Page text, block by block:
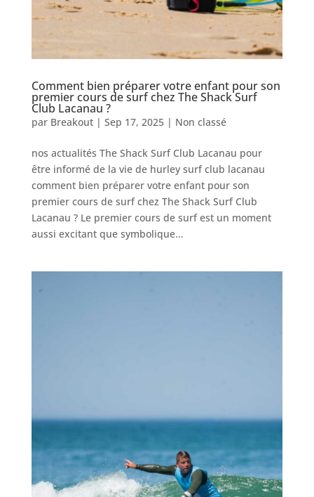
Comment bien préparer votre enfant pour son
premier cours de surf chez The Shack Surf
Club Lacanau ?
par Breakout| Sep 17, 2025| Non classé
nos actualités The Shack Surf Club Lacanau pour
être informé de la vie de hurley surf club lacanau
comment bien préparer votre enfant pour son
premier cours de surf chez The Shack Surf Club
Lacanau ? Le premier cours de surf est un moment
aussi excitant que symbolique...